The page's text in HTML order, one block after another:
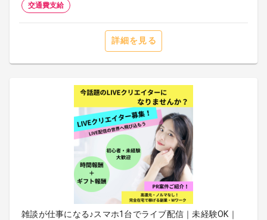
交通費支給
詳細を見る
雑談が仕事になる♪スマホ1台でライブ配信｜未経験OK｜